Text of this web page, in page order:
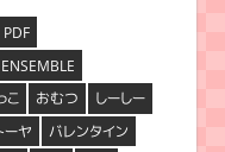
PDF
こ おむつ
しーしー
ーヤ
バレンタイン